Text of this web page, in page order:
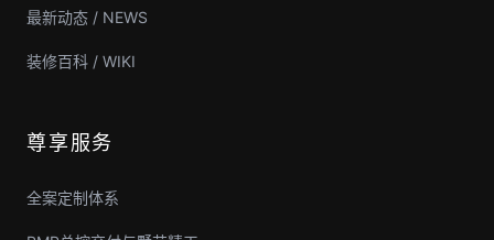
最新动态 / NEWS
装修百科 / WIKI
尊享服务
全案定制体系